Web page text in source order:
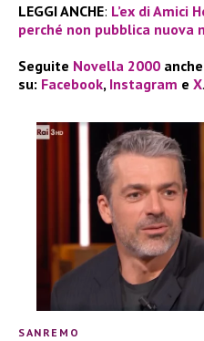
LEGGI ANCHE: L’ex di Amici
perché non pubblica nuova
Seguite Novella 2000 anche
su: Facebook, Instagram e X.
SANREMO